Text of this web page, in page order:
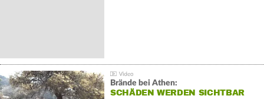
Brände bei Athen:
SCHÄDEN WERDEN SICHTBAR